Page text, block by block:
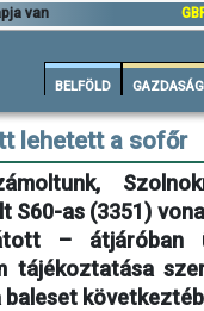
van
BELFÖLD GAZDASÁG
lehetett a sofőr
S60-as (3351)
– átjáróban
tájékoztatása
baleset